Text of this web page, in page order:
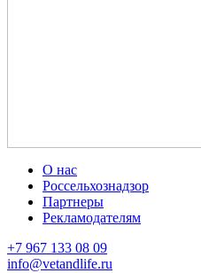
О нас
Россельхознадзор
Партнеры
Рекламодателям
+7 967 133 08 09
info@vetandlife.ru